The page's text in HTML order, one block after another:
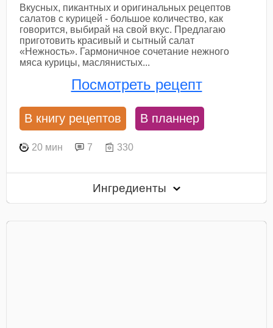
Вкусных, пикантных и оригинальных рецептов
салатов с курицей - большое количество, как
говорится, выбирай на свой вкус. Предлагаю
приготовить красивый и сытный салат
«Нежность». Гармоничное сочетание нежного
мяса курицы, маслянистых...
Посмотреть рецепт
В книгу рецептов В планнер
20 мин 7 330
Ингредиенты